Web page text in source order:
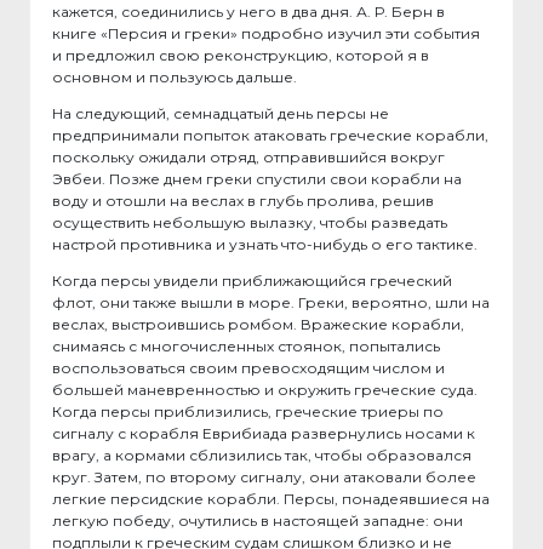
кажется, соединились у него в два дня. А. Р. Берн в
книге «Персия и греки» подробно изучил эти события
и предложил свою реконструкцию, которой я в
основном и пользуюсь дальше.
На следующий, семнадцатый день персы не
предпринимали попыток атаковать греческие корабли,
поскольку ожидали отряд, отправившийся вокруг
Эвбеи. Позже днем греки спустили свои корабли на
воду и отошли на веслах в глубь пролива, решив
осуществить небольшую вылазку, чтобы разведать
настрой противника и узнать что-нибудь о его тактике.
Когда персы увидели приближающийся греческий
флот, они также вышли в море. Греки, вероятно, шли на
веслах, выстроившись ромбом. Вражеские корабли,
снимаясь с многочисленных стоянок, попытались
воспользоваться своим превосходящим числом и
большей маневренностью и окружить греческие суда.
Когда персы приблизились, греческие триеры по
сигналу с корабля Еврибиада развернулись носами к
врагу, а кормами сблизились так, чтобы образовался
круг. Затем, по второму сигналу, они атаковали более
легкие персидские корабли. Персы, понадеявшиеся на
легкую победу, очутились в настоящей западне: они
подплыли к греческим судам слишком близко и не